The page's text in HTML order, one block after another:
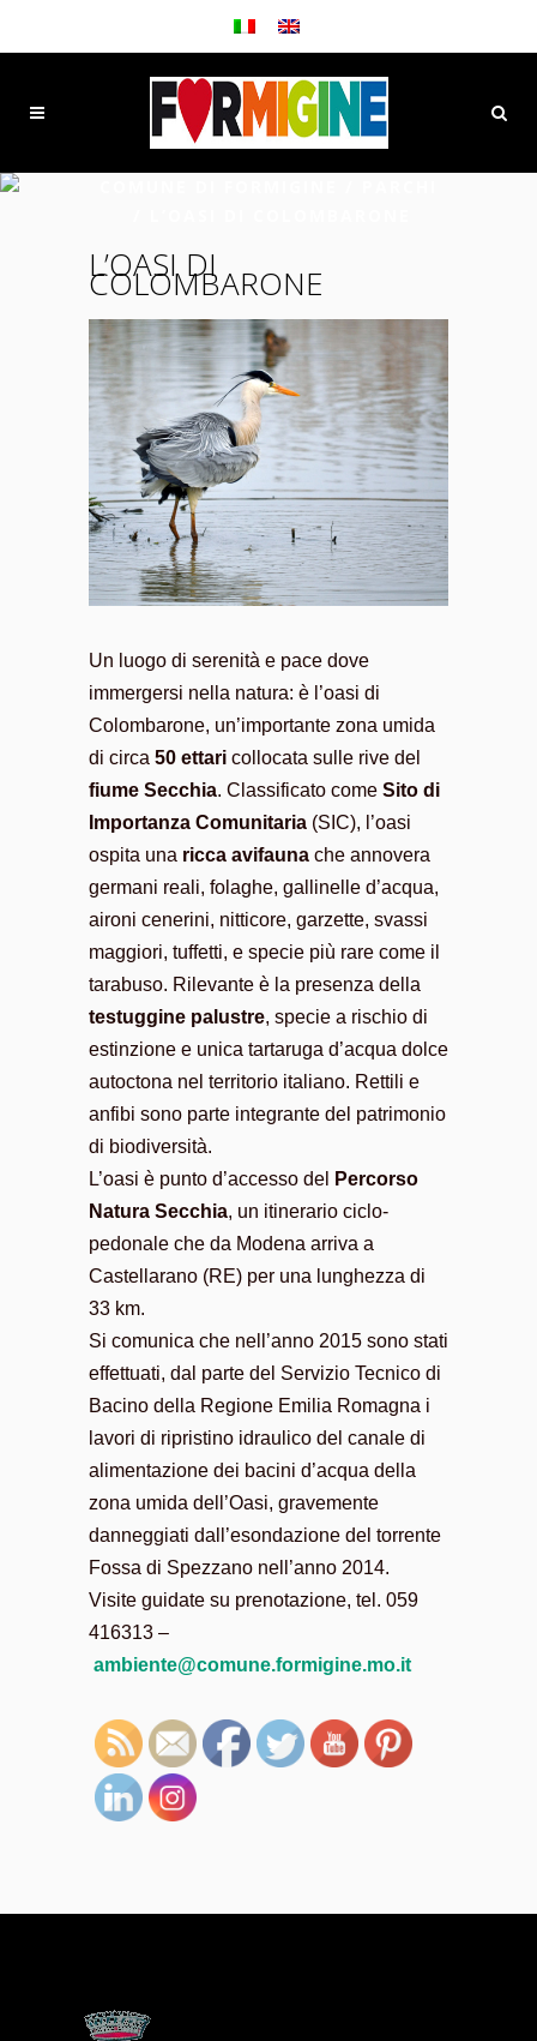
L’OASI DI
COLOMBARONE
Un luogo di serenità e pace dove
immergersi nella natura: è l’oasi di
Colombarone, un’importante zona umida
di circa 50 ettari collocata sulle rive del
fiume Secchia. Classificato come Sito di
Importanza Comunitaria (SIC), l’oasi
ospita una ricca avifauna che annovera
germani reali, folaghe, gallinelle d’acqua,
aironi cenerini, nitticore, garzette, svassi
maggiori, tuffetti, e specie più rare come il
tarabuso. Rilevante è la presenza della
testuggine palustre, specie a rischio di
estinzione e unica tartaruga d’acqua dolce
autoctona nel territorio italiano. Rettili e
anfibi sono parte integrante del patrimonio
di biodiversità.
L’oasi è punto d’accesso del
Percorso
Natura Secchia, un itinerario ciclo-
pedonale che da Modena arriva a
Castellarano (RE) per una lunghezza di
33 km.
Si comunica che nell’anno 2015 sono stati
effettuati, dal parte del Servizio Tecnico di
Bacino della Regione Emilia Romagna i
lavori di ripristino idraulico del canale di
alimentazione dei bacini d’acqua della
zona umida dell’Oasi, gravemente
danneggiati dall’esondazione del torrente
Fossa di Spezzano nell’anno 2014.
Visite guidate su prenotazione, tel. 059
416313 –
ambiente@comune.formigine.mo.it